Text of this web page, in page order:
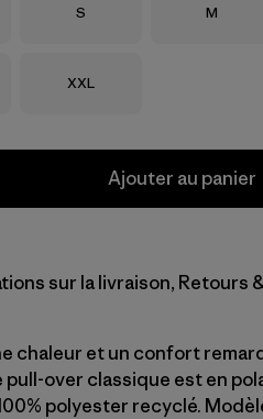
Taille
S Taille
M
Taille
XXL
Ajouter au panier
sur la livraison, Retours
chaleur et un confort
over classique est en
polyester recyclé.